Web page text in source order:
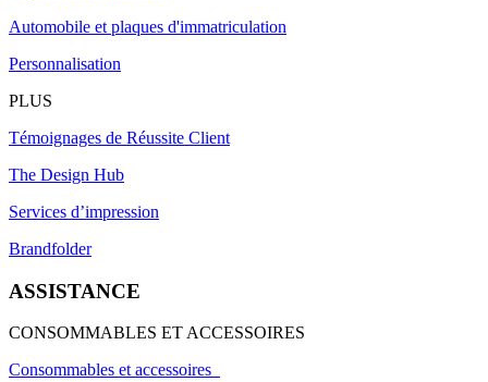
Automobile et plaques d'immatriculation
Personnalisation
PLUS
Témoignages de Réussite Client
The Design Hub
Services d’impression
Brandfolder
ASSISTANCE
CONSOMMABLES ET ACCESSOIRES
Consommables et accessoires